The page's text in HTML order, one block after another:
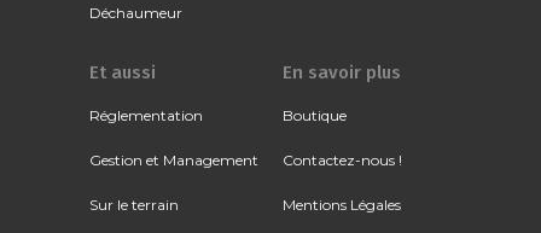
Déchaumeur
Et aussi
Réglementation
Gestion et Management
Sur le terrain
En savoir plus
Boutique
Contactez-nous !
Mentions Légales